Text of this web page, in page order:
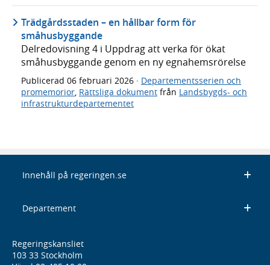
Trädgårdsstaden – en hållbar form för
småhusbyggande
Delredovisning 4 i Uppdrag att verka för ökat
småhusbyggande genom en ny egnahemsrörelse
Publicerad 06 februari 2026 · Departementsserien och
promemorior Rättsliga dokument från Landsbygds- och
infrastrukturdepartementet
Innehåll på regeringen.se
Departement
Regeringskansliet
103 33 Stockholm